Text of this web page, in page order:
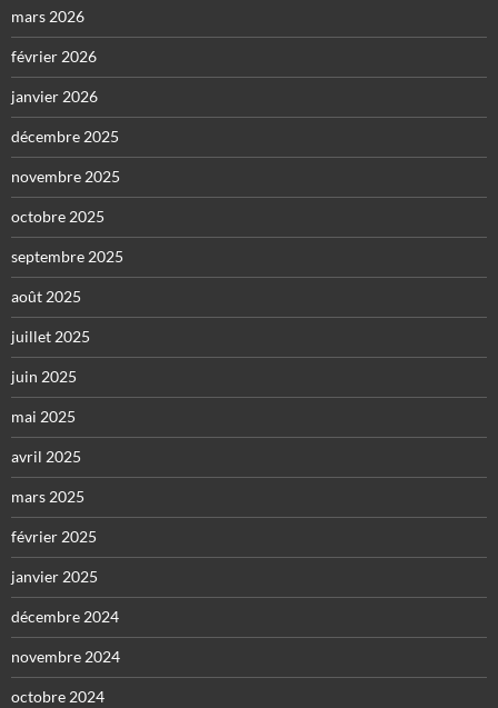
mars 2026
février 2026
janvier 2026
décembre 2025
novembre 2025
octobre 2025
septembre 2025
août 2025
juillet 2025
juin 2025
mai 2025
avril 2025
mars 2025
février 2025
janvier 2025
décembre 2024
novembre 2024
octobre 2024